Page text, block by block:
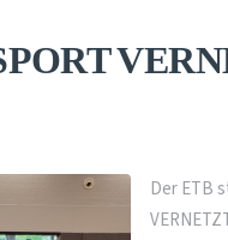
Der ETB